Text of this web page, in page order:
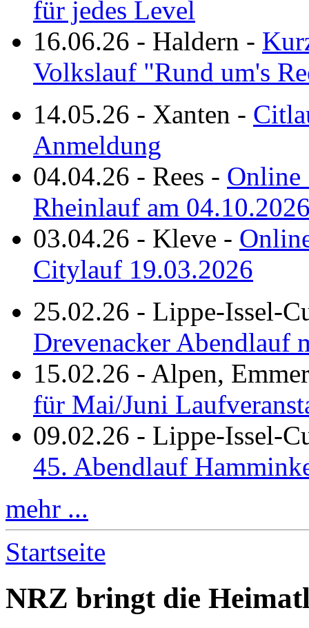
für jedes Level
16.06.26 - Haldern -
Volkslauf "Rund um's
14.05.26 - Xanten -
Anmeldung
04.04.26 - Rees - Online
Rheinlauf am
03.04.26 - Kleve -
Citylauf 19.03.2026
25.02.26 - Lippe-Issel-
Drevenacker Abendlauf
15.02.26 - Alpen,
für Mai/Juni
09.02.26 - Lippe-Issel-
45. Abendlauf
mehr ...
Startseite
NRZ bringt die